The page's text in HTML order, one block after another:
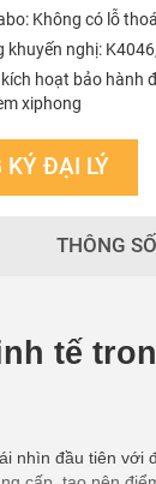
Không có lỗ
khuyến nghị:
hoạt bảo hành
xiphong
KÝ ĐẠI LÝ
THÔNG
tế
nhìn đầu tiên với